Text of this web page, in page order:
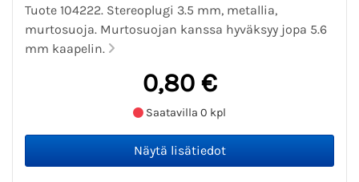
Tuote 104222. Stereoplugi 3.5 mm, metallia,
murtosuoja. Murtosuojan kanssa hyväksyy jopa 5.6
mm kaapelin.
0,80 €
Saatavilla 0 kpl